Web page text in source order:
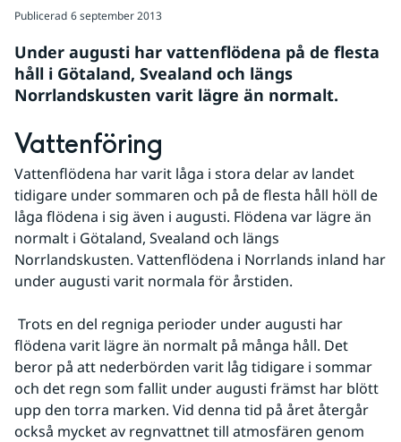
Publicerad 6 september 2013
Under augusti har vattenflödena på de flesta
håll i Götaland, Svealand och längs
Norrlandskusten varit lägre än normalt.
Vattenföring
Vattenflödena har varit låga i stora delar av landet
tidigare under sommaren och på de flesta håll höll de
låga flödena i sig även i augusti. Flödena var lägre än
normalt i Götaland, Svealand och längs
Norrlandskusten. Vattenflödena i Norrlands inland har
under augusti varit normala för årstiden.
flödena varit lägre än normalt på många håll. Det
beror på att nederbörden varit låg tidigare i sommar
och det regn som fallit under augusti främst har blött
upp den torra marken. Vid denna tid på året återgår
också mycket av regnvattnet till atmosfären genom